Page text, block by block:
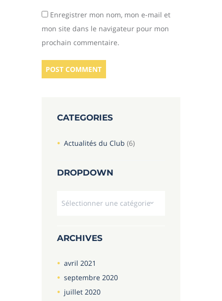
Enregistrer mon nom, mon e-mail et
mon site dans le navigateur pour mon
prochain commentaire.
CATEGORIES
Actualités du Club (6)
DROPDOWN
ARCHIVES
avril 2021
septembre 2020
juillet 2020